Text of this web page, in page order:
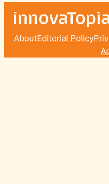
AboutEditorial Policy